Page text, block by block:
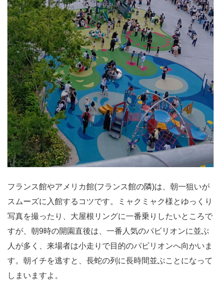
フランス館やアメリカ館(フランス館の隣)は、朝一狙いが
スムーズに入館するコツです。ミャクミャク様とゆっくり
写真を撮ったり、大屋根リングに一番乗りしたいところで
すが、朝9時の開園直後は、一番人気のパビリオンに並ぶ
人が多く、来場者は小走りで目的のパビリオンへ向かいま
す。朝イチを逃すと、長蛇の列に長時間並ぶことになって
しまいますよ。